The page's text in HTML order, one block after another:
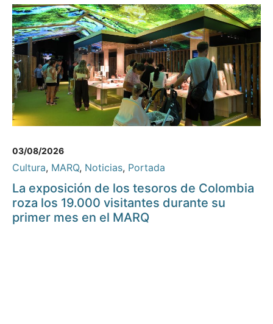
03/08/2026
Cultura, MARQ, Noticias, Portada
La exposición de los tesoros de Colombia
roza los 19.000 visitantes durante su
primer mes en el MARQ